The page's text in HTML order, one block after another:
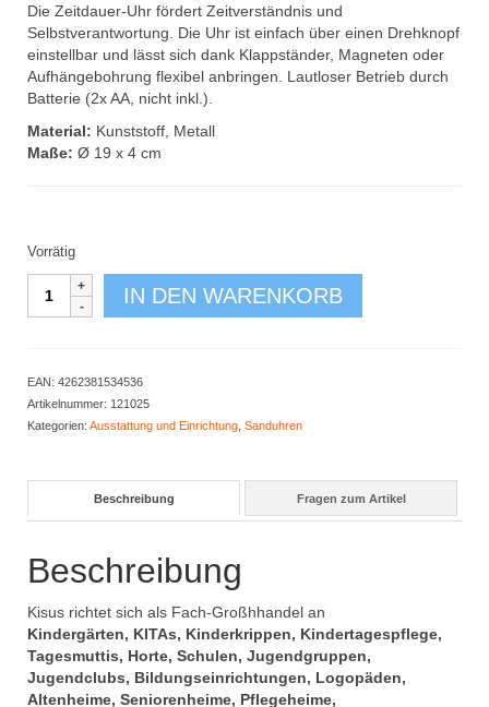
Die Zeitdauer-Uhr fördert Zeitverständnis und
Selbstverantwortung. Die Uhr ist einfach über einen Drehknopf
einstellbar und lässt sich dank Klappständer, Magneten oder
Aufhängebohrung flexibel anbringen. Lautloser Betrieb durch
Batterie (2x AA, nicht inkl.).
Material: Kunststoff, Metall
Maße: Ø 19 x 4 cm
Vorrätig
Zeitdauer-
Uhr
Menge
IN DEN WARENKORB
EAN: 4262381534536
Artikelnummer: 121025
Kategorien: Ausstattung und Einrichtung Sanduhren
Beschreibung Fragen zum Artikel
Beschreibung
Kisus richtet sich als Fach-Großhhandel an
Kindergärten, KITAs, Kinderkrippen, Kindertagespflege,
Tagesmuttis, Horte, Schulen, Jugendgruppen,
Jugendclubs, Bildungseinrichtungen, Logopäden,
Altenheime, Seniorenheime, Pflegeheime,